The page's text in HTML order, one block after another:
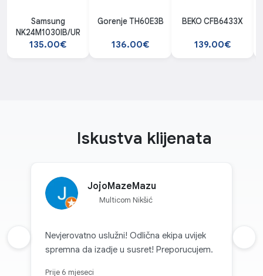
Samsung
NK24M1030IB/UR
135.00€
Gorenje TH60E3B
136.00€
BEKO CFB6433X
139.00€
Iskustva klijenata
JojoMazeMazu
Multicom Nikšić
Nevjerovatno uslužni! Odlična ekipa uvijek
spremna da izadje u susret! Preporucujem.
Prije 6 mjeseci
Prethodna recenzija